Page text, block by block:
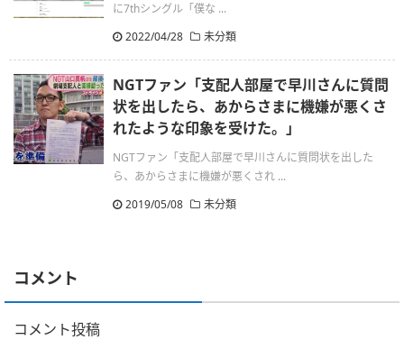
に7thシングル「僕な ...
2022/04/28
未分類
NGTファン「支配人部屋で早川さんに質問
状を出したら、あからさまに機嫌が悪くさ
れたような印象を受けた。」
NGTファン「支配人部屋で早川さんに質問状を出した
ら、あからさまに機嫌が悪くされ ...
2019/05/08
未分類
コメント
コメント投稿